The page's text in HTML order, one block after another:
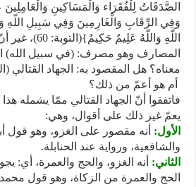
الصَّدَقَاتُ لِلْفُقَرَاء وَالْمَسَاكِينِ وَالْعَامِلِينَ
وَفِي الرِّقَابِ وَالْغَارِمِينَ وَفِي سَبِيلِ اللّهِ
اللّهِ وَاللّهُ عَلِيمٌ
المصارف وهو مصرف: (في سبيل الله)
معناه؟ هل المقصود به: الجهاد القتالي
أم هو أعمّ من ذلك؟
فاتفقوا أنّ الجهاد القتالي ممّا يشمله
يعمّ غير ذلك على أقوال، وهي:
الأول: أنه مقصور على الغزو، وهو قول
والشافعية، ورواية عند الحنابلة.
الثاني: أنه الغزو، والحج والعمرة، أي:
الحج والعمرة من الزكاة، وهو قول